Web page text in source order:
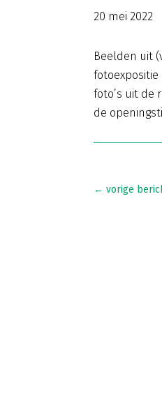
20 mei 2022
Beelden uit
fotoexpositie
foto’s uit de
de
←vorige